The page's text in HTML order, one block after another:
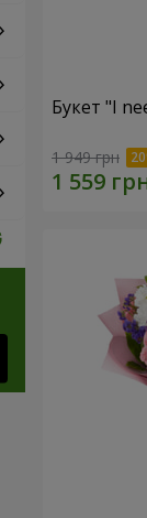
Букет "I
1 949 грн